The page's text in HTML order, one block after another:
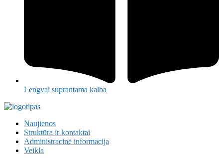
Lengvai suprantama kalba
Naujienos
Struktūra ir kontaktai
Administracinė informacija
Veikla